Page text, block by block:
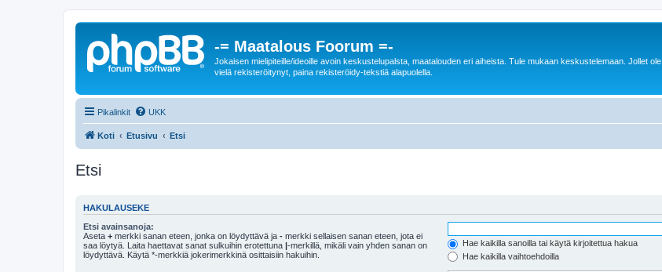
-= Maatalous Foorum =-
Jokaisen mielipiteille/ideoille avoin keskustelupalsta, maatalouden eri aiheista. Tule mukaan keskustelemaan. Jollet ole
vielä rekisteröitynyt, paina rekisteröidy-tekstiä alapuolella.
Pikalinkit UKK
Koti Etusivu Etsi
Etsi
HAKULAUSEKE
Etsi avainsanoja:
Aseta + merkki sanan eteen, jonka on löydyttävä ja - merkki sellaisen sanan eteen, jota ei
saa löytyä. Laita haettavat sanat sulkuihin erotettuna |-merkillä, mikäli vain yhden sanan on
löydyttävä. Käytä *-merkkiä jokerimerkkinä osittaisiin hakuihin.
Hae kaikilla sanoilla tai käytä kirjoitettua hakua
Hae kaikilla vaihtoehdoilla